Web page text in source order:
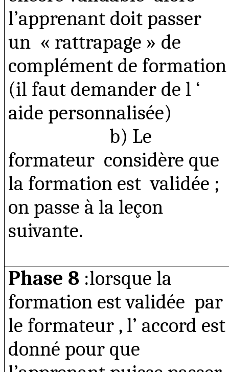
l’apprenant doit passer
un « rattrapage » de
complément de formation
(il faut demander de l ‘
aide personnalisée)
b) Le
formateur considère que
la formation est validée ;
on passe à la leçon
suivante.
Phase 8 :lorsque la
formation est validée par
le formateur , l’ accord est
donné pour que